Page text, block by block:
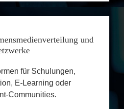
für Schulungen,
E-Learning oder
Communities.